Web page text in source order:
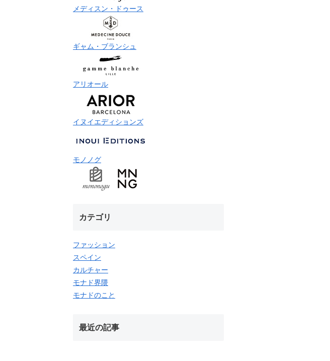
メディスン・ドゥース
ギャム・ブランシュ
アリオール
イヌイエディションズ
モノノグ
カテゴリ
ファッション
スペイン
カルチャー
モナド界隈
モナドのこと
最近の記事